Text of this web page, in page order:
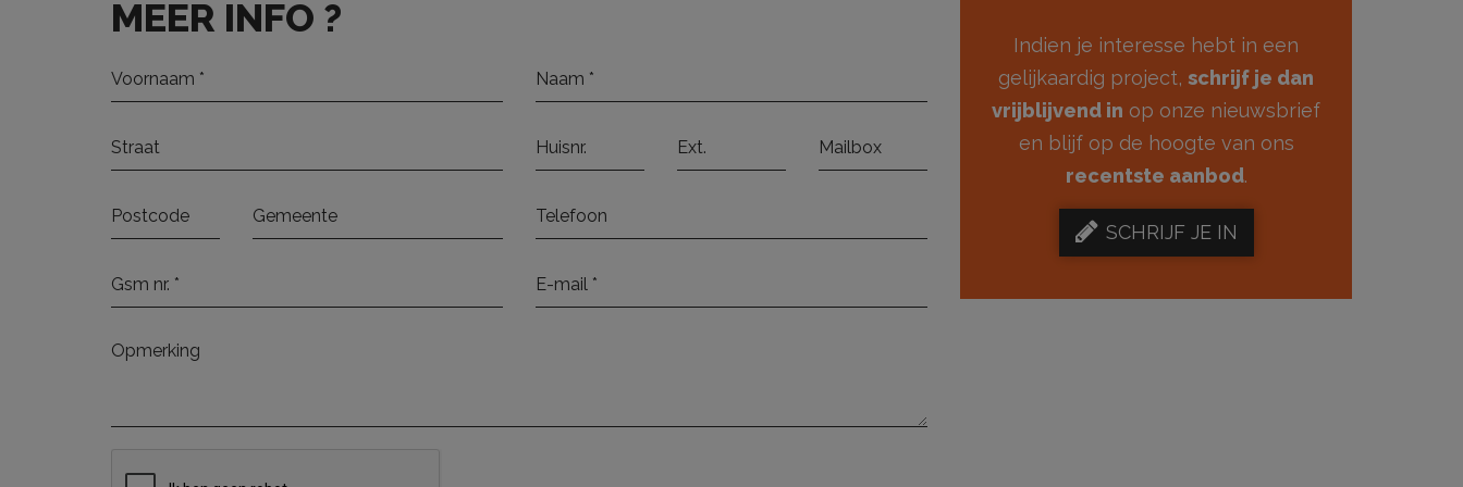
MEER INFO ?
Indien je interesse hebt in een
gelijkaardig project, schrijf je dan
vrijblijvend in op onze nieuwsbrief
en blijf op de hoogte van ons
recentste aanbod.
SCHRIJF JE IN